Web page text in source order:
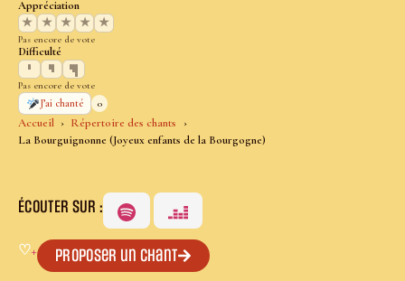
Accueil
Répertoire des chants
La Bourguignonne (Joyeux enfants de la Bourgogne)
Appréciation
★
★ ★ ★ ★
Pas encore de vote
Difficulté
Pas encore de vote
J’ai chanté
0
ÉCOUTER SUR :
♡+ Proposer un chant